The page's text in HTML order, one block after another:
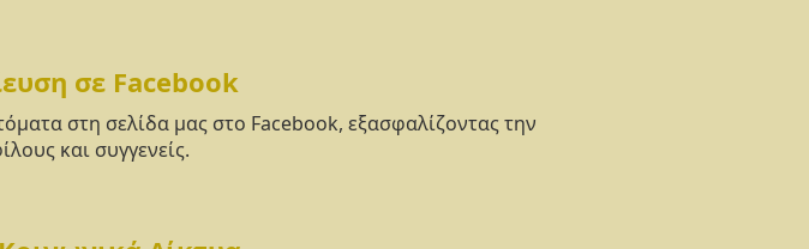
σε Facebook
στη σελίδα μας στο Facebook, εξασφαλίζοντας την
και συγγενείς.